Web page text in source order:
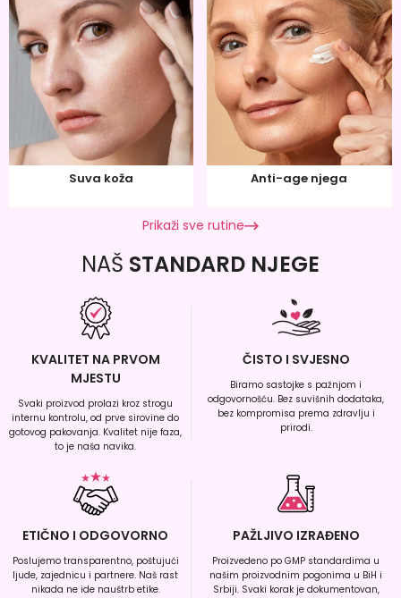
Suva koža Anti-age njega
Prikaži sve rutine
NAŠ STANDARD NJEGE
KVALITET NA PRVOM
MJESTU
Svaki proizvod prolazi kroz strogu
internu kontrolu, od prve sirovine do
gotovog pakovanja. Kvalitet nije faza,
to je naša navika.
ČISTO I SVJESNO
Biramo sastojke s pažnjom i
odgovornošću. Bez suvišnih dodataka,
bez kompromisa prema zdravlju i
prirodi.
ETIČNO I ODGOVORNO
Poslujemo transparentno, poštujući
ljude, zajednicu i partnere. Naš rast
nikada ne ide nauštrb etike.
PAŽLJIVO IZRAĐENO
Proizvedeno po GMP standardima u
našim proizvodnim pogonima u BiH i
Srbiji. Svaki korak je dokumentovan,